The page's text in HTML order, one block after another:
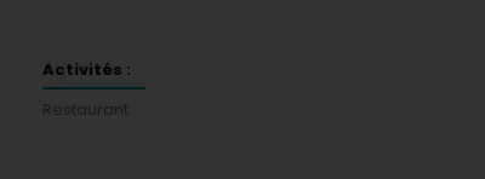
Activités :
Restaurant